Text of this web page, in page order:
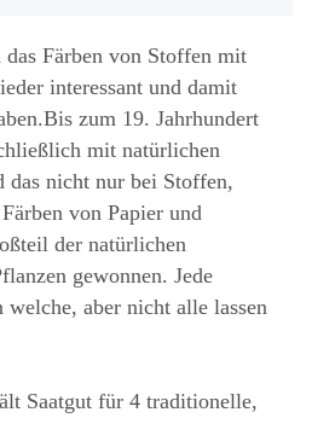
Färben von Stoffen mit
interessant und damit
zum 19. Jahrhundert
mit natürlichen
das nicht nur bei Stoffen,
von Papier und
der natürlichen
gewonnen. Jede
welche, aber nicht alle lassen
Saatgut für 4 traditionelle,